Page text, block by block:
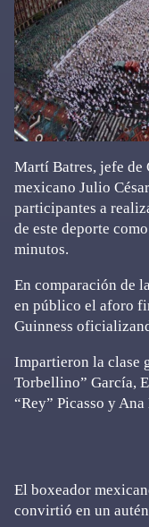
Martí Batres, jefe de
mexicano Julio
participantes a
de este deporte
minutos.
En comparación de
en público el aforo
Guinness
Impartieron la clase
Torbellino” García,
“Rey” Picasso y
El boxeador
convirtió en un